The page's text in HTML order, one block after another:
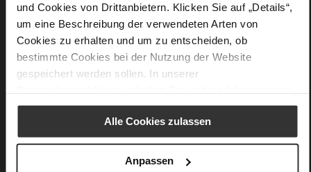
und Cookies von Drittanbietern. Klicken Sie auf „Details“,
um eine Beschreibung der verwendeten Arten von
Cookies zu erhalten und um zu entscheiden, ob
bestimmte Cookies bei der Nutzung der Website
gespeichert werden sollen. In unserer
Alle Cookies zulassen
Anpassen
Softline